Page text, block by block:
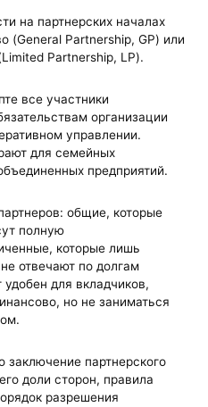
на партнерских началах
(General Partnership, GP) или
Partnership, LP).
все участники
организации
управлении.
для семейных
предприятий.
общие, которые
полную
которые лишь
отвечают по долгам
для вкладчиков,
но не заниматься
заключение партнерского
доли сторон, правила
разрешения